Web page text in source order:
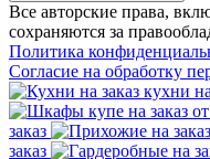
Все авторские права,
сохраняются за
Политика
Согласие на обработку
кухни
заказ
заказ